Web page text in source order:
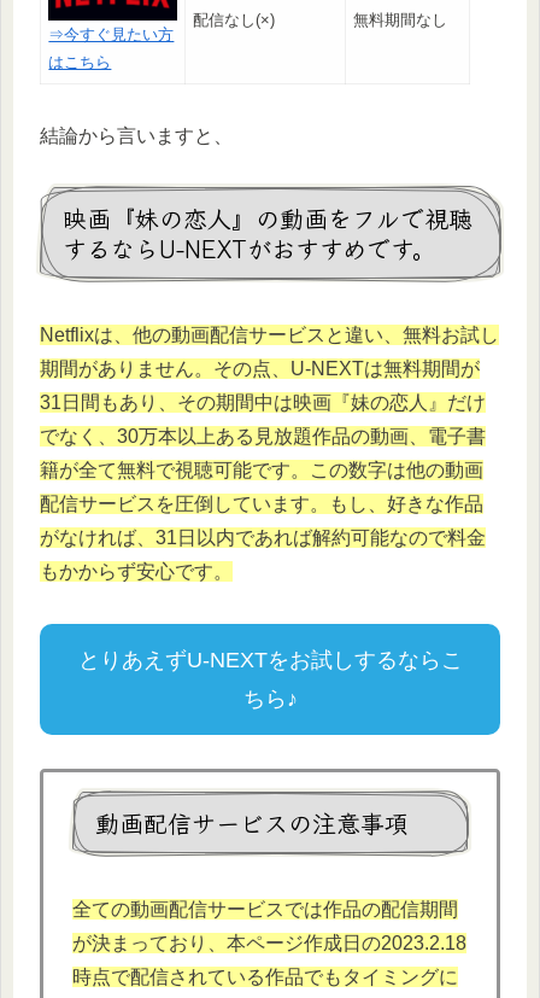
⇒今すぐ見たい方
はこちら
配信なし(×) 無料期間なし
結論から言いますと、
映画『妹の恋人』の動画をフルで視聴
するならU-NEXTがおすすめです。
Netflixは、他の動画配信サービスと違い、無料お試し
期間がありません。その点、U-NEXTは無料期間が
31日間もあり、その期間中は映画『妹の恋人』だけ
でなく、30万本以上ある見放題作品の動画、電子書
籍が全て無料で視聴可能です。この数字は他の動画
配信サービスを圧倒しています。もし、好きな作品
がなければ、31日以内であれば解約可能なので料金
もかからず安心です。
とりあえずU-NEXTをお試しするならこ
ちら♪
動画配信サービスの注意事項
全ての動画配信サービスでは作品の配信期間
が決まっており、本ページ作成日の2023.2.18
時点で配信されている作品でもタイミングに